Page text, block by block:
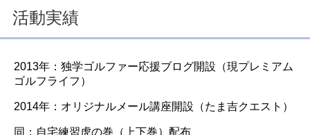
活動実績
2013年：独学ゴルファー応援ブログ開設（現プレミアム
ゴルフライフ）
2014年：オリジナルメール講座開設（たま吉クエスト）
同：自宅練習虎の巻（上下巻）配布